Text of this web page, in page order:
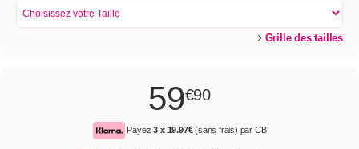
Grille des tailles
59€90
Payez3 x 19.97€(sans frais) par CB